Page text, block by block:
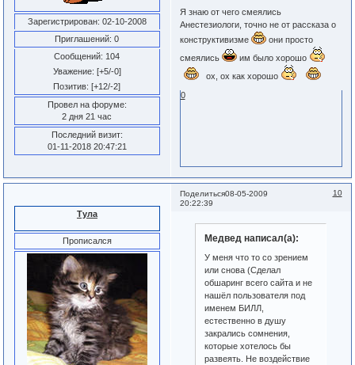
Зарегистрирован: 02-10-2008
Приглашений: 0
Сообщений: 104
Уважение: [+5/-0]
Позитив: [+12/-2]
Провел на форуме:
2 дня 21 час
Последний визит:
01-11-2018 20:47:21
Я знаю от чего смеялись
Анестезиологи, точно не от рассказа о
конструктивизме
они просто
смеялись
им было хорошо
ох, ох как хорошо
0
Поделиться 10
08-05-2009
20:22:39
Тула
Прописался Медвед написал(а):
У меня что то со зрением
или снова (Сделал
обшаринг всего сайта и не
нашёл пользователя под
именем БИЛЛ,
естественно в душу
закрались сомнения,
которые хотелось бы
развеять. Не воздействие